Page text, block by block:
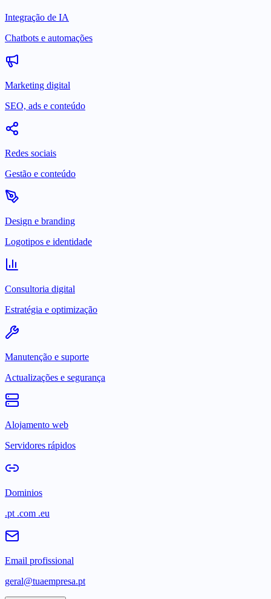
Integração de IA
Chatbots e automações
Marketing digital
SEO, ads e conteúdo
Redes sociais
Gestão e conteúdo
Design e branding
Logotipos e identidade
Consultoria digital
Estratégia e optimização
Manutenção e suporte
Actualizações e segurança
Alojamento web
Servidores rápidos
Dominios
.pt .com .eu
Email profissional
geral@tuaempresa.pt